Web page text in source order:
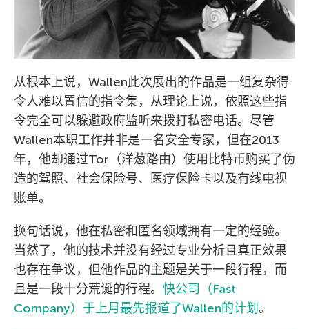
从根本上说，Wallen此次展出的作品是一组复杂得
令人难以置信的指令集，从理论上说，依照这些指
令完全可以躲避政府监听来拨打私密电话。尽管
Wallen本职工作并非是一名安全专家，但在2013
年，他却通过Tor（洋葱路由）使用比特币购买了伪
造的驾照、社会保险号、医疗保险卡以及有线电视
账单。
换句话说，他在私密和匿名领域拥有一定的经验。
当然了，他的技术并没有经过专业分析且真正效果
也存在争议，但他作品的主题是关于一段行程，而
且是一段十分荒诞的行程。 快公司（Fast
Company）于上月最先报道了Wallen的计划 。